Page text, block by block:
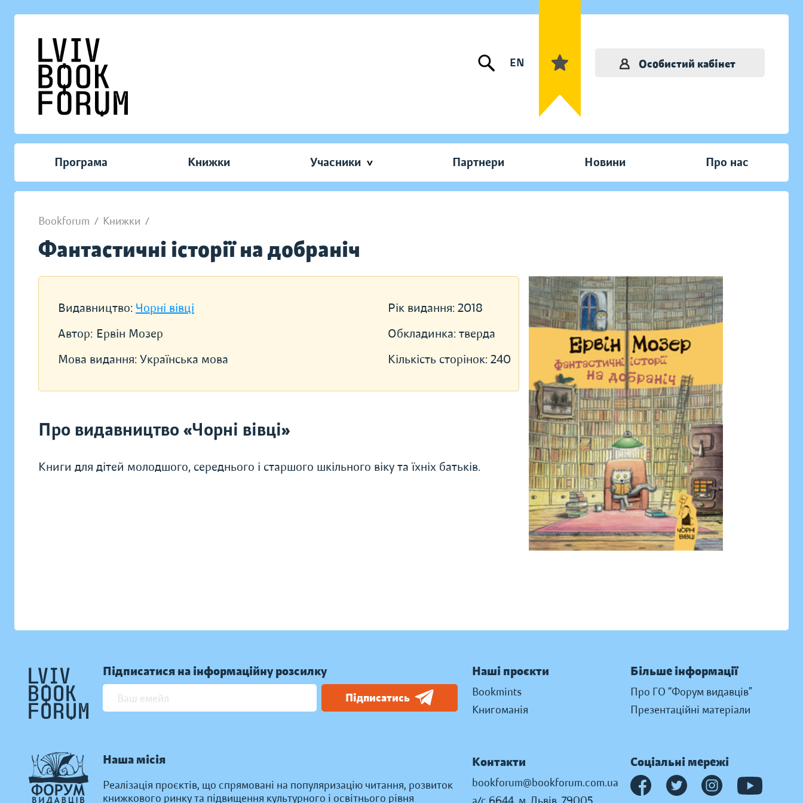
EN Особистий кабінет
Програма Книжки Учасники Партнери Новини Про нас
Bookforum / Книжки /
Фантастичні історії на добраніч
Видавництво: Чорні вівці
Автор: Ервін Мозер
Мова видання: Українська мова
Рік видання: 2018
Обкладинка: тверда
Кількість сторінок: 240
Про видавництво «Чорні вівці»
Книги для дітей молодшого, середнього і старшого шкільного віку та їхніх батьків.
Підписатися на інформаційну розсилку
Підписатись
Наша місія
Реалізація проєктів, що спрямовані на популяризацію читання, розвиток
книжкового ринку та підвищення культурного і освітнього рівня
Наші проєкти
Bookmints
Книгоманія
Більше інформації
Про ГО “Форум видавців”
Презентаційні матеріали
Контакти
bookforum@bookforum.com.ua
Соціальні мережі